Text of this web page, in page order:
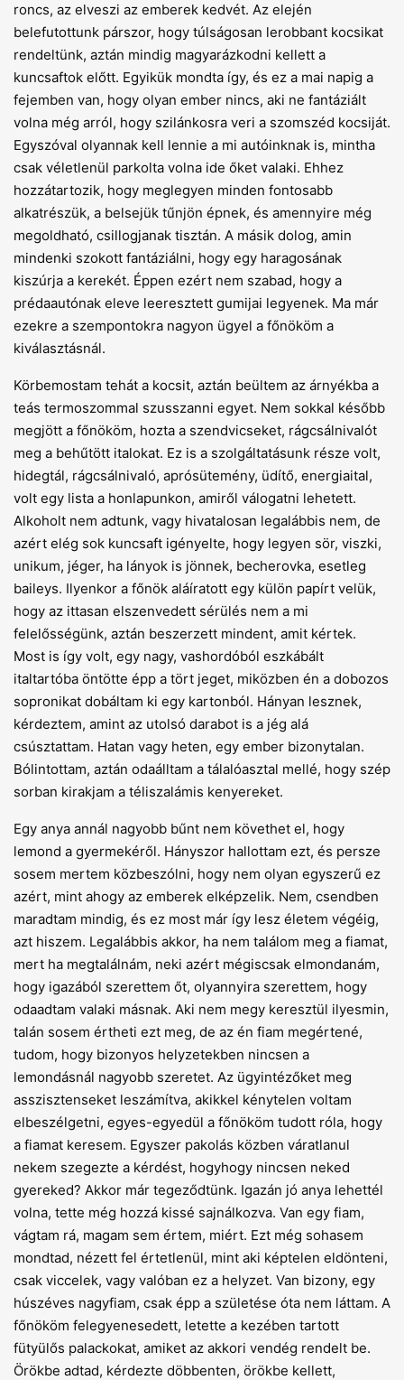
roncs, az elveszi az emberek kedvét. Az elején
belefutottunk párszor, hogy túlságosan lerobbant kocsikat
rendeltünk, aztán mindig magyarázkodni kellett a
kuncsaftok előtt. Egyikük mondta így, és ez a mai napig a
fejemben van, hogy olyan ember nincs, aki ne fantáziált
volna még arról, hogy szilánkosra veri a szomszéd kocsiját.
Egyszóval olyannak kell lennie a mi autóinknak is, mintha
csak véletlenül parkolta volna ide őket valaki. Ehhez
hozzátartozik, hogy meglegyen minden fontosabb
alkatrészük, a belsejük tűnjön épnek, és amennyire még
megoldható, csillogjanak tisztán. A másik dolog, amin
mindenki szokott fantáziálni, hogy egy haragosának
kiszúrja a kerekét. Éppen ezért nem szabad, hogy a
prédaautónak eleve leeresztett gumijai legyenek. Ma már
ezekre a szempontokra nagyon ügyel a főnököm a
kiválasztásnál.
Körbemostam tehát a kocsit, aztán beültem az árnyékba a
teás termoszommal szusszanni egyet. Nem sokkal később
megjött a főnököm, hozta a szendvicseket, rágcsálnivalót
meg a behűtött italokat. Ez is a szolgáltatásunk része volt,
hidegtál, rágcsálnivaló, aprósütemény, üdítő, energiaital,
volt egy lista a honlapunkon, amiről válogatni lehetett.
Alkoholt nem adtunk, vagy hivatalosan legalábbis nem, de
azért elég sok kuncsaft igényelte, hogy legyen sör, viszki,
unikum, jéger, ha lányok is jönnek, becherovka, esetleg
baileys. Ilyenkor a főnök aláíratott egy külön papírt velük,
hogy az ittasan elszenvedett sérülés nem a mi
felelősségünk, aztán beszerzett mindent, amit kértek.
Most is így volt, egy nagy, vashordóból eszkábált
italtartóba öntötte épp a tört jeget, miközben én a dobozos
sopronikat dobáltam ki egy kartonból. Hányan lesznek,
kérdeztem, amint az utolsó darabot is a jég alá
csúsztattam. Hatan vagy heten, egy ember bizonytalan.
Bólintottam, aztán odaálltam a tálalóasztal mellé, hogy szép
sorban kirakjam a téliszalámis kenyereket.
Egy anya annál nagyobb bűnt nem követhet el, hogy
lemond a gyermekéről. Hányszor hallottam ezt, és persze
sosem mertem közbeszólni, hogy nem olyan egyszerű ez
azért, mint ahogy az emberek elképzelik. Nem, csendben
maradtam mindig, és ez most már így lesz életem végéig,
azt hiszem. Legalábbis akkor, ha nem találom meg a fiamat,
mert ha megtalálnám, neki azért mégiscsak elmondanám,
hogy igazából szerettem őt, olyannyira szerettem, hogy
odaadtam valaki másnak. Aki nem megy keresztül ilyesmin,
talán sosem értheti ezt meg, de az én fiam megértené,
tudom, hogy bizonyos helyzetekben nincsen a
lemondásnál nagyobb szeretet. Az ügyintézőket meg
asszisztenseket leszámítva, akikkel kénytelen voltam
elbeszélgetni, egyes-egyedül a főnököm tudott róla, hogy
a fiamat keresem. Egyszer pakolás közben váratlanul
nekem szegezte a kérdést, hogyhogy nincsen neked
gyereked? Akkor már tegeződtünk. Igazán jó anya lehettél
volna, tette még hozzá kissé sajnálkozva. Van egy fiam,
vágtam rá, magam sem értem, miért. Ezt még sohasem
mondtad, nézett fel értetlenül, mint aki képtelen eldönteni,
csak viccelek, vagy valóban ez a helyzet. Van bizony, egy
húszéves nagyfiam, csak épp a születése óta nem láttam. A
főnököm felegyenesedett, letette a kezében tartott
fütyülős palackokat, amiket az akkori vendég rendelt be.
Örökbe adtad, kérdezte döbbenten, örökbe kellett,